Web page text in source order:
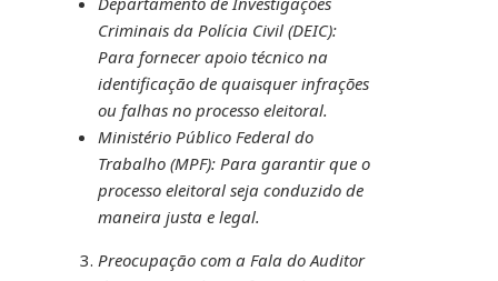
Criminais da Polícia Civil (DEIC):
Para fornecer apoio técnico na
identificação de quaisquer infrações
ou falhas no processo eleitoral.
Ministério Público Federal do
Trabalho (MPF): Para garantir que o
processo eleitoral seja conduzido de
maneira justa e legal.
Preocupação com a Fala do Auditor